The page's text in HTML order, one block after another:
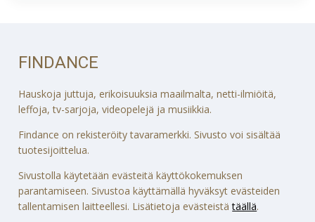
FINDANCE
Hauskoja juttuja, erikoisuuksia maailmalta, netti-ilmiöitä,
leffoja, tv-sarjoja, videopelejä ja musiikkia.
Findance on rekisteröity tavaramerkki. Sivusto voi sisältää
tuotesijoittelua.
Sivustolla käytetään evästeitä käyttökokemuksen
parantamiseen. Sivustoa käyttämällä hyväksyt evästeiden
tallentamisen laitteellesi. Lisätietoja evästeistätäällä.